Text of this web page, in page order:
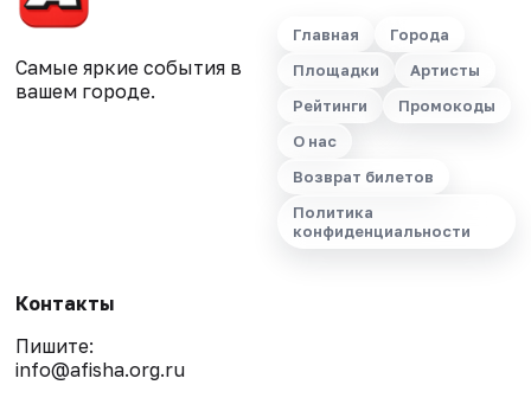
Самые яркие события в
вашем городе.
Главная
Города
Площадки
Артисты
Рейтинги
Промокоды
О нас
Возврат билетов
Политика
конфиденциальности
Контакты
Пишите:
info@afisha.org.ru